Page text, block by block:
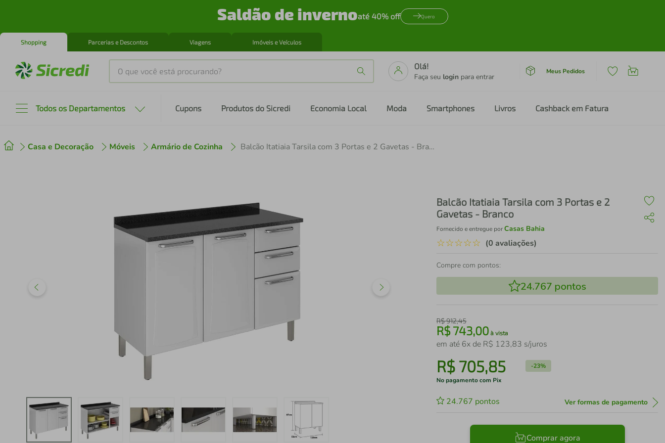
Saldão de invernoaté 40% off Quero
Shopping Parcerias e Descontos Viagens Imóveis e Veículos
O que você está procurando?
Olá!
Faça seu login para entrar
Meus Pedidos
Todos os Departamentos Cupons Produtos do Sicredi Economia Local Moda Smartphones Livros Cashback em Fatura
Casa e Decoração Móveis Armário de Cozinha Balcão Itatiaia Tarsila com 3 Portas e 2 Gavetas - Branco
Balcão Itatiaia Tarsila com 3 Portas e 2
Gavetas - Branco
Fornecido e entregue porCasas Bahia
☆☆☆☆☆ (0 avaliações)
Compre com pontos:
24.767 pontos
R$912,45
R$743,00 à vista
em até 6x de R$ 123,83 s/juros
R$ 705,85 -23%
No pagamento com Pix
24.767 pontos Ver formas de pagamento
Comprar agora
º cafeteira
iphone